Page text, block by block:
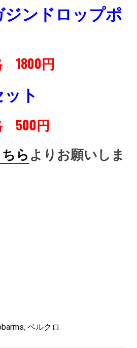
ジンドロップポ
1800円
ト
500円
らよりお願いしま
,ベルクロ